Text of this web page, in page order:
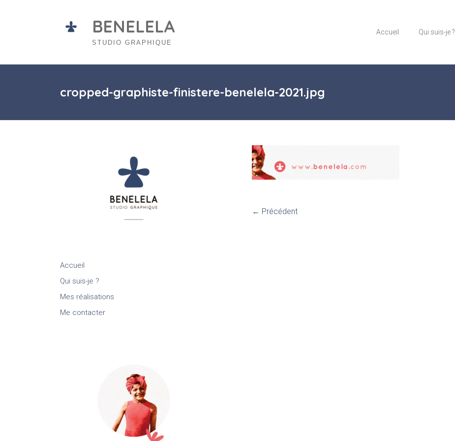
BENELELA
STUDIO GRAPHIQUE
Accueil Qui suis-je ?
cropped-graphiste-finistere-benelela-2021.jpg
← Précédent
Accueil
Qui suis-je ?
Mes réalisations
Me contacter